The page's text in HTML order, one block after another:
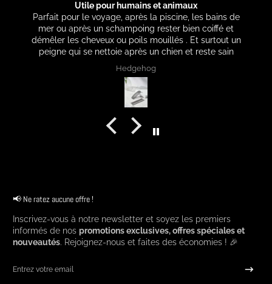
Utile pour humains et animaux
Parfait pour le voyage, après la piscine, les bains de
mer ou après un schampoing rester bien coiffé et
démêler les cheveux ou poils mouillés . Et surtout un
peigne qui se nettoie après un chien et reste sain
Hedgehog
📢 Ne ratez aucune offre !
Inscrivez-vous à notre newsletter et soyez les premiers
informés de nos promotions exclusives, offres spéciales et
nouveautés. Rejoignez-nous et faites des économies ! 🎉
Entrez votre email